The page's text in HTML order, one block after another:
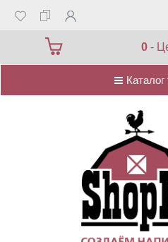
0 -
Каталог товаров
Каталог